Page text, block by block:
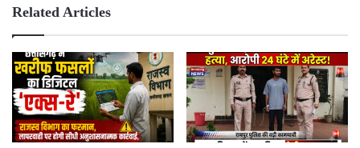
Related Articles